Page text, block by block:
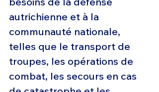
autrichienne et à la
communauté nationale,
telles que le transport de
troupes, les opérations de
combat, les secours en cas